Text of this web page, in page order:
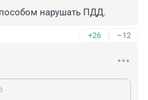
нарушать ПДД.
+26 –12